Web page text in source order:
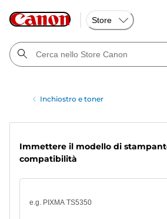
Store
Inchiostro e toner
Immettere il modello di
compatibilità